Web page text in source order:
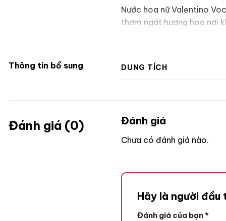
Nước hoa nữ Valentino
thơm ngát hương hoa nơi
không chỉ là một dòng
Thông tin bổ sung DUNG TÍCH
Đánh giá (0) Đánh giá
Chưa có đánh giá nào.
Hãy là người đầu
Đánh giá của bạn*